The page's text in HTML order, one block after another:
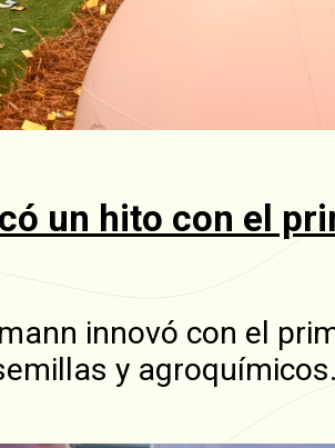
un hito con el
innovó con el
y